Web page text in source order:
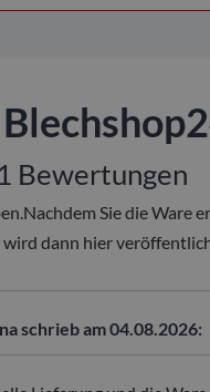
Bewertungen
Sie die Ware
wird dann hier
schrieb am 04.08.2026: